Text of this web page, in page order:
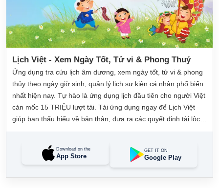
Lịch Việt - Xem Ngày Tốt, Tử vi & Phong Thuỷ
Ứng dụng tra cứu lịch âm dương, xem ngày tốt, tử vi & phong
thủy theo ngày giờ sinh, quản lý lịch sự kiện cá nhân phổ biến
nhất hiện nay. Tự hào là ứng dụng lịch đầu tiên cho người Việt
cán mốc 15 TRIỆU lượt tải. Tải ứng dụng ngay để Lịch Việt
giúp bạn thấu hiểu về bản thân, đưa ra các quyết định tài lộc,
Download on the
App Store
GET IT ON
Google Play